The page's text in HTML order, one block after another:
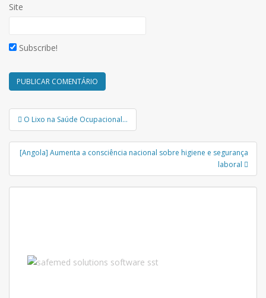
Site
Subscribe!
Navegação
de
Post
O Lixo na Saúde Ocupacional…
[Angola] Aumenta a consciência nacional sobre higiene e segurança
laboral